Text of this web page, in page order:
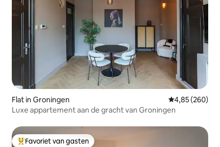
Flat in Groningen Gemiddelde
4,85 (260)
Luxe appartement aan de gracht van Groningen
Favoriet van gasten